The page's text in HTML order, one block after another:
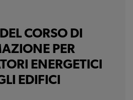
CORSO DI
PER
ENERGETICI
EDIFICI